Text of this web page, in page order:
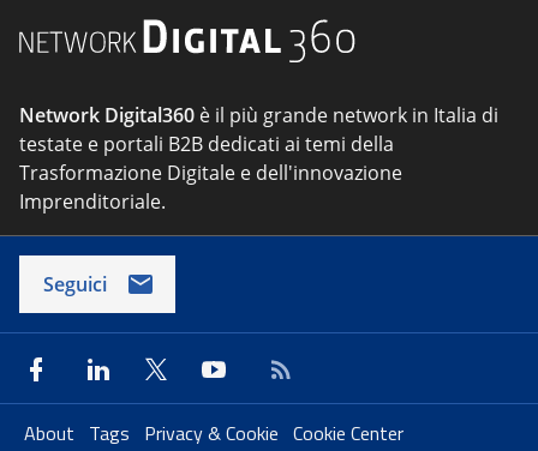
Network Digital360 è il più grande network in Italia di
testate e portali B2B dedicati ai temi della
Trasformazione Digitale e dell'innovazione
Imprenditoriale.
Seguici
About Tags Privacy & Cookie Cookie Center